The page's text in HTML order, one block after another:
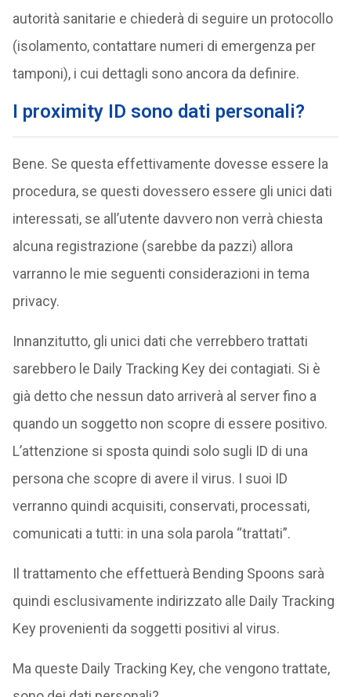
autorità sanitarie e chiederà di seguire un protocollo
(isolamento, contattare numeri di emergenza per
tamponi), i cui dettagli sono ancora da definire.
I proximity ID sono dati personali?
Bene. Se questa effettivamente dovesse essere la
procedura, se questi dovessero essere gli unici dati
interessati, se all’utente davvero non verrà chiesta
alcuna registrazione (sarebbe da pazzi) allora
varranno le mie seguenti considerazioni in tema
privacy.
Innanzitutto, gli unici dati che verrebbero trattati
sarebbero le Daily Tracking Key dei contagiati. Si è
già detto che nessun dato arriverà al server fino a
quando un soggetto non scopre di essere positivo.
L’attenzione si sposta quindi solo sugli ID di una
persona che scopre di avere il virus. I suoi ID
verranno quindi acquisiti, conservati, processati,
comunicati a tutti: in una sola parola “trattati”.
Il trattamento che effettuerà Bending Spoons sarà
quindi esclusivamente indirizzato alle Daily Tracking
Key provenienti da soggetti positivi al virus.
Ma queste Daily Tracking Key, che vengono trattate,